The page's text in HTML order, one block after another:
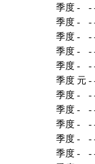
季度 - -
季度 - -
季度 - -
季度 - -
季度 - -
季度 元 -
季度 - -
季度 - -
季度 - -
季度 - -
季度 - -